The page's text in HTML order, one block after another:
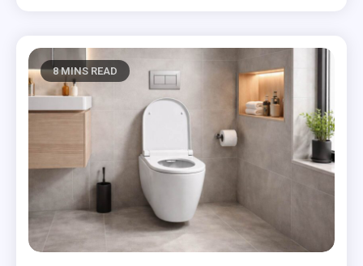
8 MINS READ